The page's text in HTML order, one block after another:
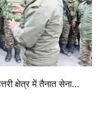
क्षेत्र में तैनात सेना…